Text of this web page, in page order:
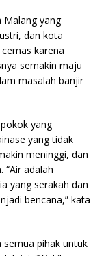
Malang yang
dan kota
karena
semakin maju
masalah banjir
yang
yang tidak
meninggi, dan
“Air adalah
yang serakah dan
bencana,” kata
semua pihak untuk